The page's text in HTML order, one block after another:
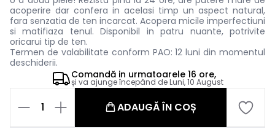
acoperire dar confera in acelasi timp un aspect natural,
fara senzatia de ten incarcat. Acopera micile imperfectiuni
si matifiaza tenul. Disponibil in patru nuante, potrivite
oricarui tip de ten.
Termen de valabilitate conform PAO: 12 luni din momentul
deschiderii.
Comandă in urmatoarele 16 ore,
și va ajunge începând deLuni, 10 August
1 ADAUGĂ ÎN COȘ